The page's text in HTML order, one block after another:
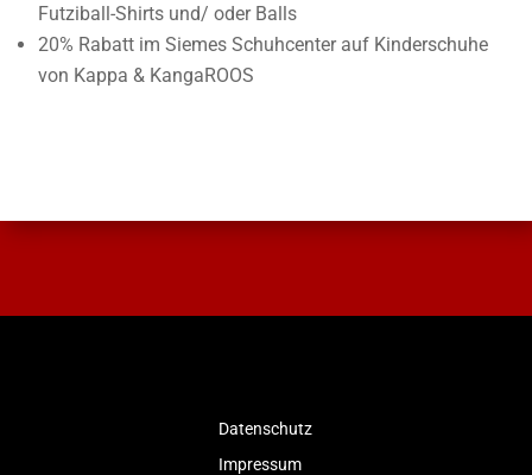
Futziball-Shirts und/ oder Balls
20% Rabatt im Siemes Schuhcenter auf Kinderschuhe
von Kappa & KangaROOS
Datenschutz
Impressum